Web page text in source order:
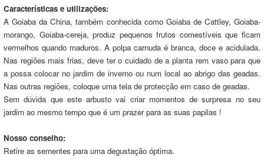
Características e utilizações:
A Goiaba da China, também conhecida como Goiaba de Cattley, Goiaba-
morango, Goiaba-cereja, produz pequenos frutos comestíveis que ficam
vermelhos quando maduros. A polpa carnuda é branca, doce e acidulada.
Nas regiões mais frias, deve ter o cuidado de a planta rem vaso para que
a possa colocar no jardim de inverno ou num local ao abrigo das geadas.
Nas outras regiões, coloque uma tela de protecção em caso de geadas.
Sem dúvida que este arbusto vai criar momentos de surpresa no seu
jardim ao mesmo tempo que é um prazer para as suas papilas !
Nosso conselho:
Retire as sementes para uma degustação óptima.